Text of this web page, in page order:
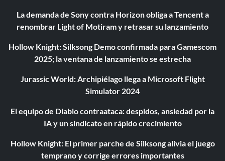
La demanda de Sony contra Horizon obliga a Tencent a
renombrar Light of Motiram y retrasar su lanzamiento
Hollow Knight: Silksong Demo confirmada para Gamescom
2025; la ventana de lanzamiento se estrecha
Jurassic World: Archipiélago llega a Microsoft Flight
Simulator 2024
El equipo de Diablo contraataca: despidos, ansiedad por la
IA y un sindicato en rápido crecimiento
Hollow Knight: El primer parche de Silksong alivia el juego
temprano y corrige errores importantes